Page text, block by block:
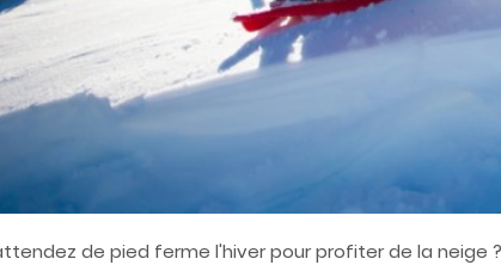
de pied ferme l'hiver pour profiter de la neige